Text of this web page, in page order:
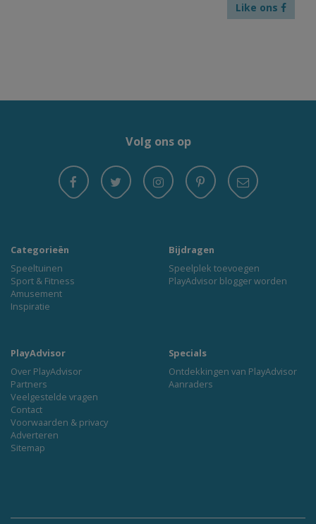
Like ons
Volg ons op
Categorieën
Speeltuinen
Sport & Fitness
Amusement
Inspiratie
Bijdragen
Speelplek toevoegen
PlayAdvisor blogger worden
PlayAdvisor
Over PlayAdvisor
Partners
Veelgestelde vragen
Contact
Voorwaarden & privacy
Adverteren
Sitemap
Specials
Ontdekkingen van PlayAdvisor
Aanraders